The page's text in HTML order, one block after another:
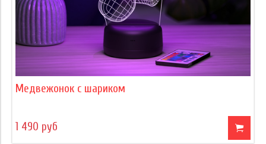
Медвежонок с шариком
1 490 руб